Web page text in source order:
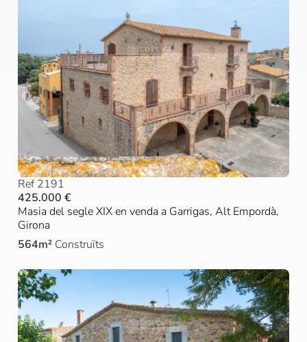
Ref 2191
425.000 €
Masia del segle XIX en venda a Garrigas, Alt Empordà,
Girona
564m² Construïts